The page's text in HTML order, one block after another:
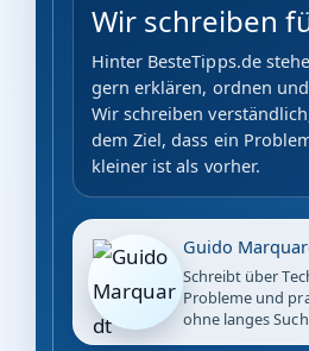
Wir schreiben
Hinter BesteTipps.de
gern erklären, ordnen
Wir schreiben
dem Ziel, dass ein
kleiner ist als vorher.
Guido
Schreibt über
Probleme und
ohne langes